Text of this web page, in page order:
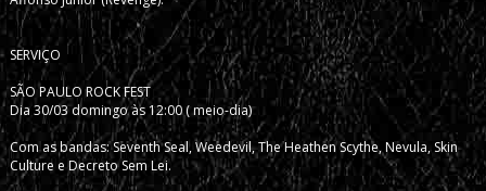
SERVIÇO
SÃO PAULO ROCK FEST
Dia 30/03 domingo às 12:00 ( meio-dia)
Com as bandas: Seventh Seal, Weedevil, The Heathen Scythe, Nevula, Skin
Culture e Decreto Sem Lei.